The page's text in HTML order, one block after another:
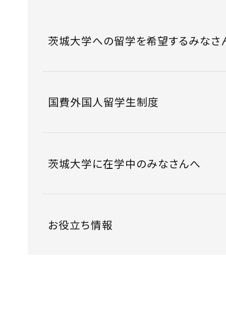
茨城大学への留学を希望するみなさ
国費外国人留学生制度
茨城大学に在学中のみなさんへ
お役立ち情報